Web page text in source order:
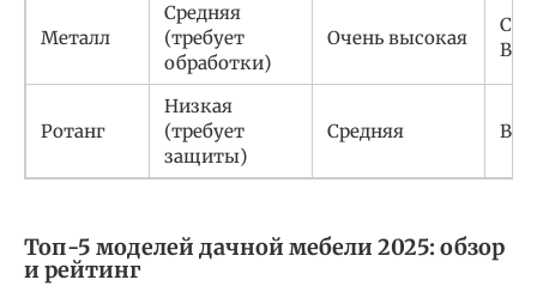
Металл
Средняя
(требует
обработки)
Очень высокая
Ротанг
Низкая
(требует
защиты)
Средняя
Топ-5 моделей дачной мебели 2025: обзор
и рейтинг